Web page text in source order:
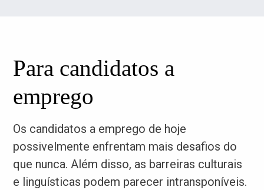
Para candidatos a
emprego
Os candidatos a emprego de hoje
possivelmente enfrentam mais desafios do
que nunca. Além disso, as barreiras culturais
e linguísticas podem parecer intransponíveis.